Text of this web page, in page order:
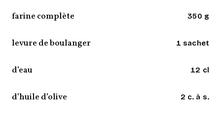
farine complète 350 g
levure de boulanger 1 sachet
d’eau 12 cl
d’huile d’olive 2 c. à s.